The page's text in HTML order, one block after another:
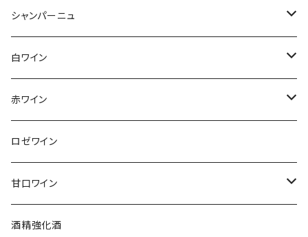
シャンパーニュ
アンリ・ジロー
アンリ・ビリオ・フィス
エティエンヌ・ルフェーヴル
クリスチャン・ゴセ
クロード・カザル
白ワイン
フランス
アルザス
ブルゴーニュ
ドイツ
オーストラリア
ニュージーランド
赤ワイン
フランス
アルザス
シュッド・ウエスト
スロヴァキア
オーストラリア
ロゼワイン
甘口ワイン
フランス
酒精強化酒